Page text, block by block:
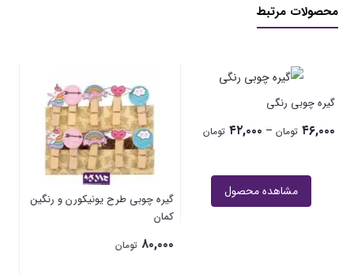
محصولات مرتبط
گیره چوبی طرح یونیکورن و رنگین
گیره چوبی طرح خرگوش و هویج
۸۰,۰۰۰ تومان
مشاهده محصول